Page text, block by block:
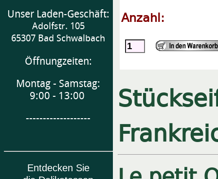
Unser Laden-Geschäft:
Adolfstr. 105
65307 Bad Schwalbach
Öffnungzeiten:
Montag - Samstag:
9:00 - 13:00
-------------------
Entdecken Sie
Anzahl: